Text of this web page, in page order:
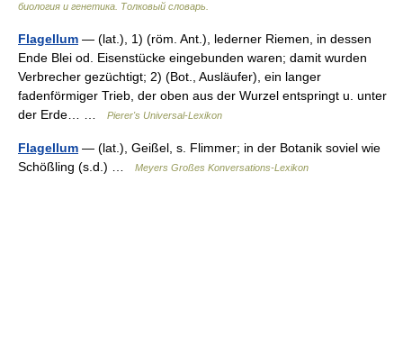
биология и генетика. Толковый словарь.
Flagellum — (lat.), 1) (röm. Ant.), lederner Riemen, in dessen
Ende Blei od. Eisenstücke eingebunden waren; damit wurden
Verbrecher gezüchtigt; 2) (Bot., Ausläufer), ein langer
fadenförmiger Trieb, der oben aus der Wurzel entspringt u. unter
der Erde… …
Pierer's Universal-Lexikon
Flagellum — (lat.), Geißel, s. Flimmer; in der Botanik soviel wie
Schößling (s.d.) …
Meyers Großes Konversations-Lexikon